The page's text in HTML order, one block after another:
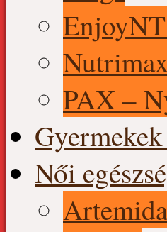
EnjoyNT
PAX –
Női
Artemida